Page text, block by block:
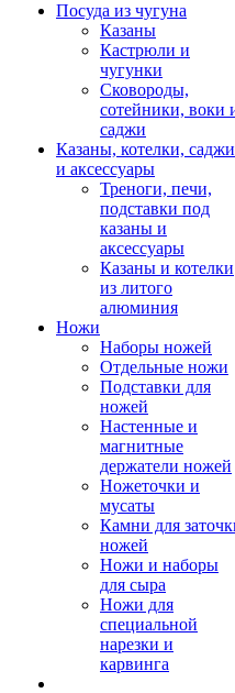
Посуда из чугуна
Казаны
Кастрюли и
чугунки
Сковороды,
сотейники, воки
саджи
Казаны, котелки, саджи
и аксессуары
Треноги, печи,
подставки под
казаны и
аксессуары
Казаны и котелки
из литого
алюминия
Ножи
Наборы ножей
Отдельные ножи
Подставки для
ножей
Настенные и
магнитные
держатели ножей
Ножеточки и
мусаты
Камни для
ножей
Ножи и наборы
для сыра
Ножи для
специальной
нарезки и
карвинга